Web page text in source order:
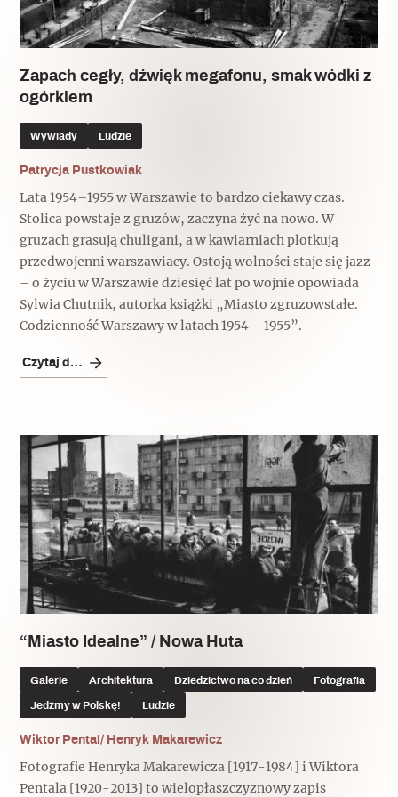
Popularne
Wskazówki idą w dobrą stronę
Varia
Memento dla modernizmu
Zabytek niejedno ma imię
Popularne
Popularne
Szyb pierwszej windy w Warszawie
Świat
Popularne
Zabierz mapę na wakacje!
Zapach cegły, dźwięk megafonu, smak wódki z
ogórkiem
Wywiady Ludzie
Patrycja Pustkowiak
Lata 1954–1955 w Warszawie to bardzo ciekawy czas.
Stolica powstaje z gruzów, zaczyna żyć na nowo. W
gruzach grasują chuligani, a w kawiarniach plotkują
przedwojenni warszawiacy. Ostoją wolności staje się jazz
– o życiu w Warszawie dziesięć lat po wojnie opowiada
Sylwia Chutnik, autorka książki „Miasto zgruzowstałe.
Codzienność Warszawy w latach 1954 – 1955”.
Czytaj dalej
“Miasto Idealne” / Nowa Huta
Galerie Architektura Dziedzictwo na co dzień Fotografia
Jedźmy w Polskę! Ludzie
Wiktor Pental/ Henryk Makarewicz
Fotografie Henryka Makarewicza [1917-1984] i Wiktora
Pentala [1920-2013] to wielopłaszczyznowy zapis